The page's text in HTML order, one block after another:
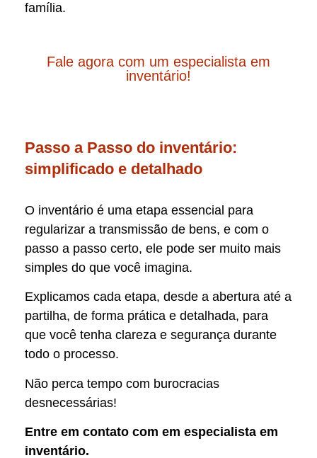
família.
Fale agora com um especialista em
inventário!
Passo a Passo do inventário:
simplificado e detalhado
O inventário é uma etapa essencial para
regularizar a transmissão de bens, e com o
passo a passo certo, ele pode ser muito mais
simples do que você imagina.
Explicamos cada etapa, desde a abertura até a
partilha, de forma prática e detalhada, para
que você tenha clareza e segurança durante
todo o processo.
Não perca tempo com burocracias
desnecessárias!
Entre em contato com em especialista em
inventário.